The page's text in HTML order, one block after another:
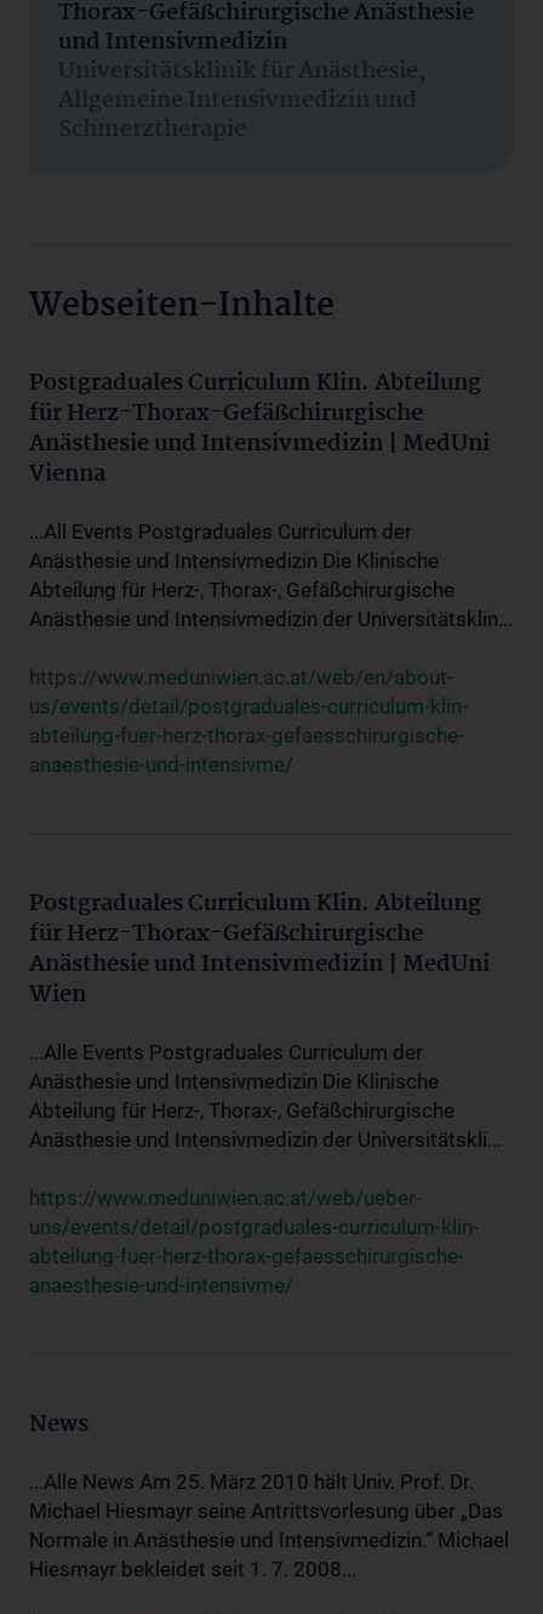
Thorax-Gefäßchirurgische Anästhesie
und Intensivmedizin
Universitätsklinik für Anästhesie,
Allgemeine Intensivmedizin und
Schmerztherapie
Webseiten-Inhalte
Postgraduales Curriculum Klin. Abteilung
für Herz-Thorax-Gefäßchirurgische
Anästhesie und Intensivmedizin | MedUni
Vienna
...All Events Postgraduales Curriculum der
Anästhesie und Intensivmedizin Die Klinische
Abteilung für Herz-, Thorax-, Gefäßchirurgische
Anästhesie und Intensivmedizin der Universitätsklin...
https://www.meduniwien.ac.at/web/en/about-
us/events/detail/postgraduales-curriculum-klin-
abteilung-fuer-herz-thorax-gefaesschirurgische-
anaesthesie-und-intensivme/
Postgraduales Curriculum Klin. Abteilung
für Herz-Thorax-Gefäßchirurgische
Anästhesie und Intensivmedizin | MedUni
Wien
...Alle Events Postgraduales Curriculum der
Anästhesie und Intensivmedizin Die Klinische
Abteilung für Herz-, Thorax-, Gefäßchirurgische
Anästhesie und Intensivmedizin der Universitätskli...
https://www.meduniwien.ac.at/web/ueber-
uns/events/detail/postgraduales-curriculum-klin-
abteilung-fuer-herz-thorax-gefaesschirurgische-
anaesthesie-und-intensivme/
News
...Alle News Am 25. März 2010 hält Univ. Prof. Dr.
Michael Hiesmayr seine Antrittsvorlesung über „Das
Normale in Anästhesie und Intensivmedizin.“ Michael
Hiesmayr bekleidet seit 1. 7. 2008...